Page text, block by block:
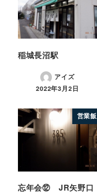
稲城長沼駅
アイズ
2022年3月2日
営業飯
忘年会⑫ JR矢野口